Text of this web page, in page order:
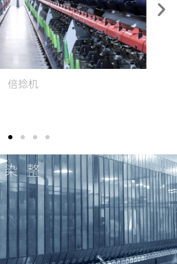
倍捻机
染 整